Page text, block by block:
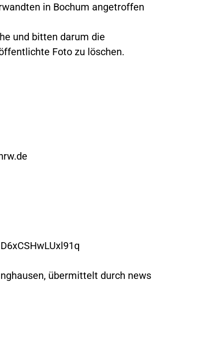
in Bochum angetroffen
und bitten darum die
Foto zu löschen.
übermittelt durch news